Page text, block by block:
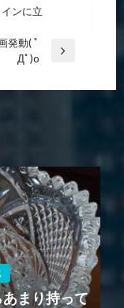
ンに立
発動( ﾟ
Дﾟ)o
まり持って